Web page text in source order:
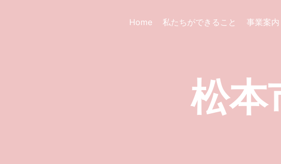
Home 私たちができること 事業案内
松本